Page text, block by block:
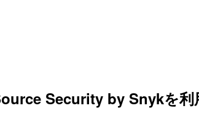
Security by Snykを利